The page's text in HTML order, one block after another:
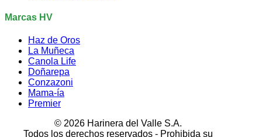
Marcas HV
Haz de Oros
La Muñeca
Canola Life
Doñarepa
Conzazoni
Mama-ía
Premier
© 2026 Harinera del Valle S.A.
Todos los derechos reservados - Prohibida su